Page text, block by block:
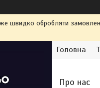
швидко обробляти
Головна
Про нас